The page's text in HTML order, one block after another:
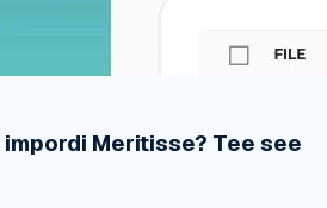
Meritisse? Tee see